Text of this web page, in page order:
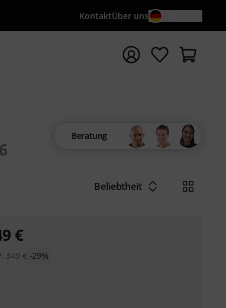
KontaktÜber uns
{searchTerm} starten
Beratung
Beliebtheit
€
349 € -29%